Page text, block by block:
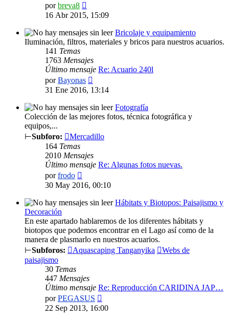
porbreva8
último
mensaje
16 Abr 2015, 15:09
Bricolaje y equipamiento
Iluminación, filtros, materiales y bricos para nuestros acuarios.
141 Temas
1763 Mensajes
Último mensaje Re: Acuario 240l
porBayonas
último
31 Ene 2016, 13:14
Fotografía
Colección de las mejores fotos, técnica fotográfica y
equipos,...
⊢Subforo:
Mercadillo
164 Temas
2010 Mensajes
Último mensaje Re: Algunas fotos nuevas.
porfrodo
último
mensaje
30 May 2016, 00:10
Hábitats y Biotopos: Paisajismo y
Decoración
En este apartado hablaremos de los diferentes hábitats y
biotopos que podemos encontrar en el Lago así como de la
manera de plasmarlo en nuestros acuarios.
⊢Subforos: Aquascaping Tanganyika
Webs de
paisajismo
30 Temas
447 Mensajes
Último mensaje Re: Reproducción CARIDINA JAP…
porPEGASUS
último
22 Sep 2013, 16:00